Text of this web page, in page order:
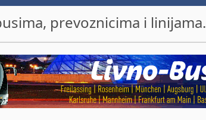
prevoznicima i linijama.